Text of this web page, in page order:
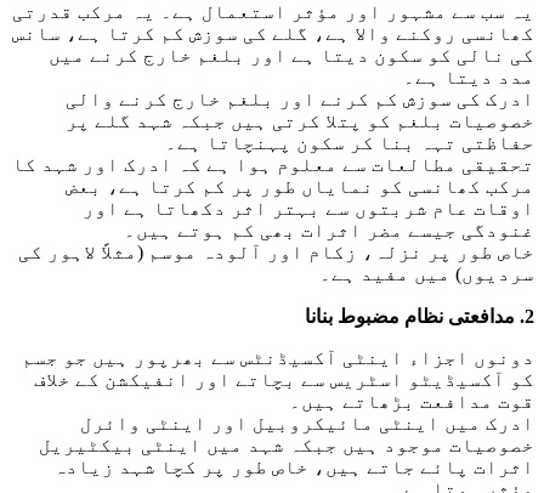
یہ سب سے مشہور اور مؤثر استعمال ہے۔ یہ مرکب قدرتی
کھانسی روکنے والا ہے، گلے کی سوزش کم کرتا ہے، سانس
کی نالی کو سکون دیتا ہے اور بلغم خارج کرنے میں
مدد دیتا ہے۔
ادرک کی سوزش کم کرنے اور بلغم خارج کرنے والی
خصوصیات بلغم کو پتلا کرتی ہیں جبکہ شہد گلے پر
حفاظتی تہہ بنا کر سکون پہنچاتا ہے۔
تحقیقی مطالعات سے معلوم ہوا ہے کہ ادرک اور شہد کا
مرکب کھانسی کو نمایاں طور پر کم کرتا ہے، بعض
اوقات عام شربتوں سے بہتر اثر دکھاتا ہے اور
غنودگی جیسے مضر اثرات بھی کم ہوتے ہیں۔
خاص طور پر نزلہ، زکام اور آلودہ موسم (مثلاً لاہور کی
سردیوں) میں مفید ہے۔
2. مدافعتی نظام مضبوط بنانا
دونوں اجزاء اینٹی آکسیڈنٹس سے بھرپور ہیں جو جسم
کو آکسیڈیٹو اسٹریس سے بچاتے اور انفیکشن کے خلاف
قوت مدافعت بڑھاتے ہیں۔
ادرک میں اینٹی مائیکروبیل اور اینٹی وائرل
خصوصیات موجود ہیں جبکہ شہد میں اینٹی بیکٹیریل
اثرات پائے جاتے ہیں، خاص طور پر کچا شہد زیادہ